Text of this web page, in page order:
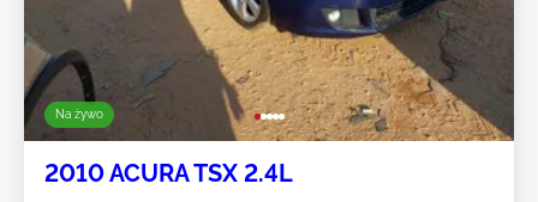
Na żywo
2010 ACURA TSX 2.4L